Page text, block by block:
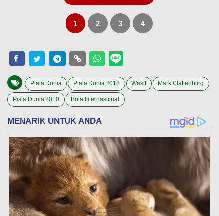
1 2 3 4
Piala Dunia Piala Dunia 2018 Wasit Mark Clattenburg
Piala Dunia 2010 Bola Internasional